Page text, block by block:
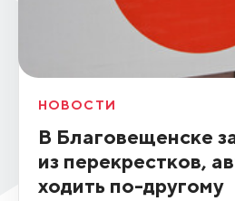
НОВОСТИ
В Благовещенске
из перекрестков,
ходить по-другому